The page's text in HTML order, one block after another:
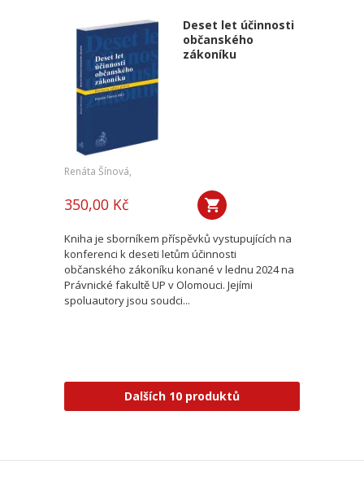
Deset let účinnosti
občanského
zákoníku
Renáta Šínová,
350,00 Kč
Kniha je sborníkem příspěvků vystupujících na
konferenci k deseti letům účinnosti
občanského zákoníku konané v lednu 2024 na
Právnické fakultě UP v Olomouci. Jejími
spoluautory jsou soudci...
Dalších 10 produktů